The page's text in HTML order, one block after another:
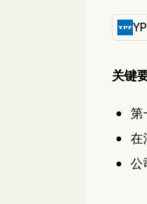
关键
第
在
公